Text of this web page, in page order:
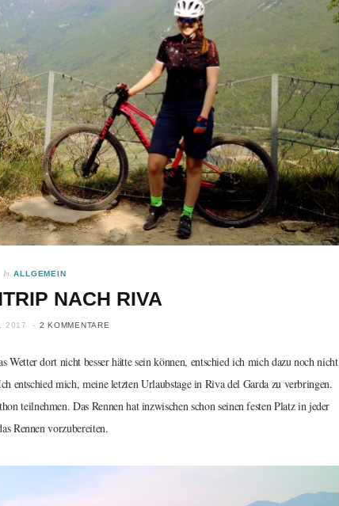
In ALLGEMEIN
NACH RIVA
2017 2 KOMMENTARE
dort nicht besser hätte sein können, entschied ich mich dazu noch nicht
entschied mich, meine letzten Urlaubstage in Riva del Garda zu verbringen.
teilnehmen. Das Rennen hat inzwischen schon seinen festen Platz in jeder
Rennen vorzubereiten.